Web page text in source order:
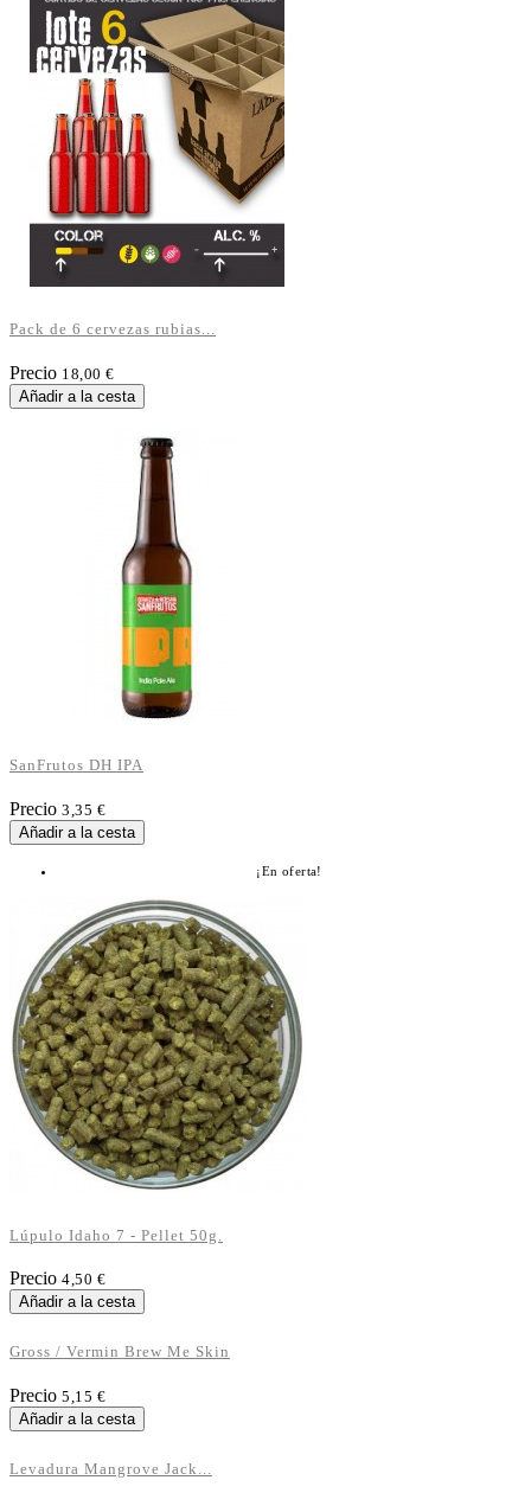
Pack de 6 cervezas rubias...
Precio 18,00 €
Añadir a la cesta
SanFrutos DH IPA
Precio 3,35 €
Añadir a la cesta
¡En oferta!
Lúpulo Idaho 7 - Pellet 50g.
Precio 4,50 €
Añadir a la cesta
Gross / Vermin Brew Me Skin
Precio 5,15 €
Añadir a la cesta
Levadura Mangrove Jack...